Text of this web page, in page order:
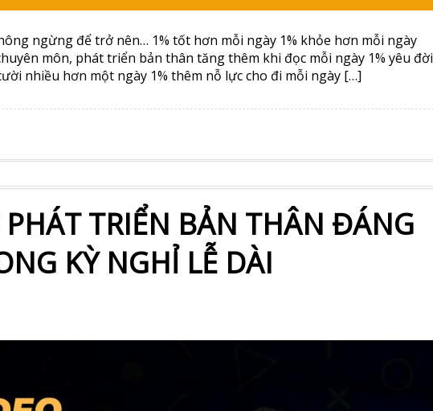
ngừng để trở nên… 1% tốt hơn mỗi ngày 1% khỏe hơn mỗi ngày
môn, phát triển bản thân tăng thêm khi đọc mỗi ngày 1% yêu đời
nhiều hơn một ngày 1% thêm nỗ lực cho đi mỗi ngày […]
PHÁT TRIỂN BẢN THÂN ĐÁNG
KỲ NGHỈ LỄ DÀI